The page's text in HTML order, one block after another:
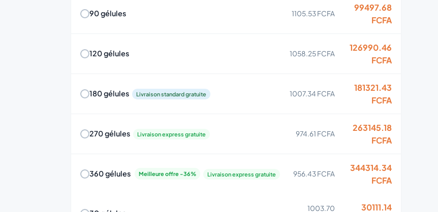
90 gélules 1105.53 FCFA
99497.68
FCFA
120 gélules 1058.25 FCFA
126990.46
FCFA
180 gélules Livraison standard gratuite 1007.34 FCFA
181321.43
FCFA
270 gélules Livraison express gratuite 974.61 FCFA
263145.18
FCFA
360 gélules Meilleure offre -36% Livraison express gratuite 956.43 FCFA
344314.34
FCFA
1003.70
30111.14